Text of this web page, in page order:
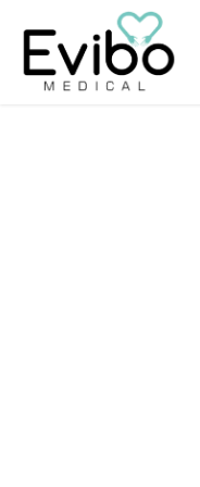
Overslaan naar inhoud